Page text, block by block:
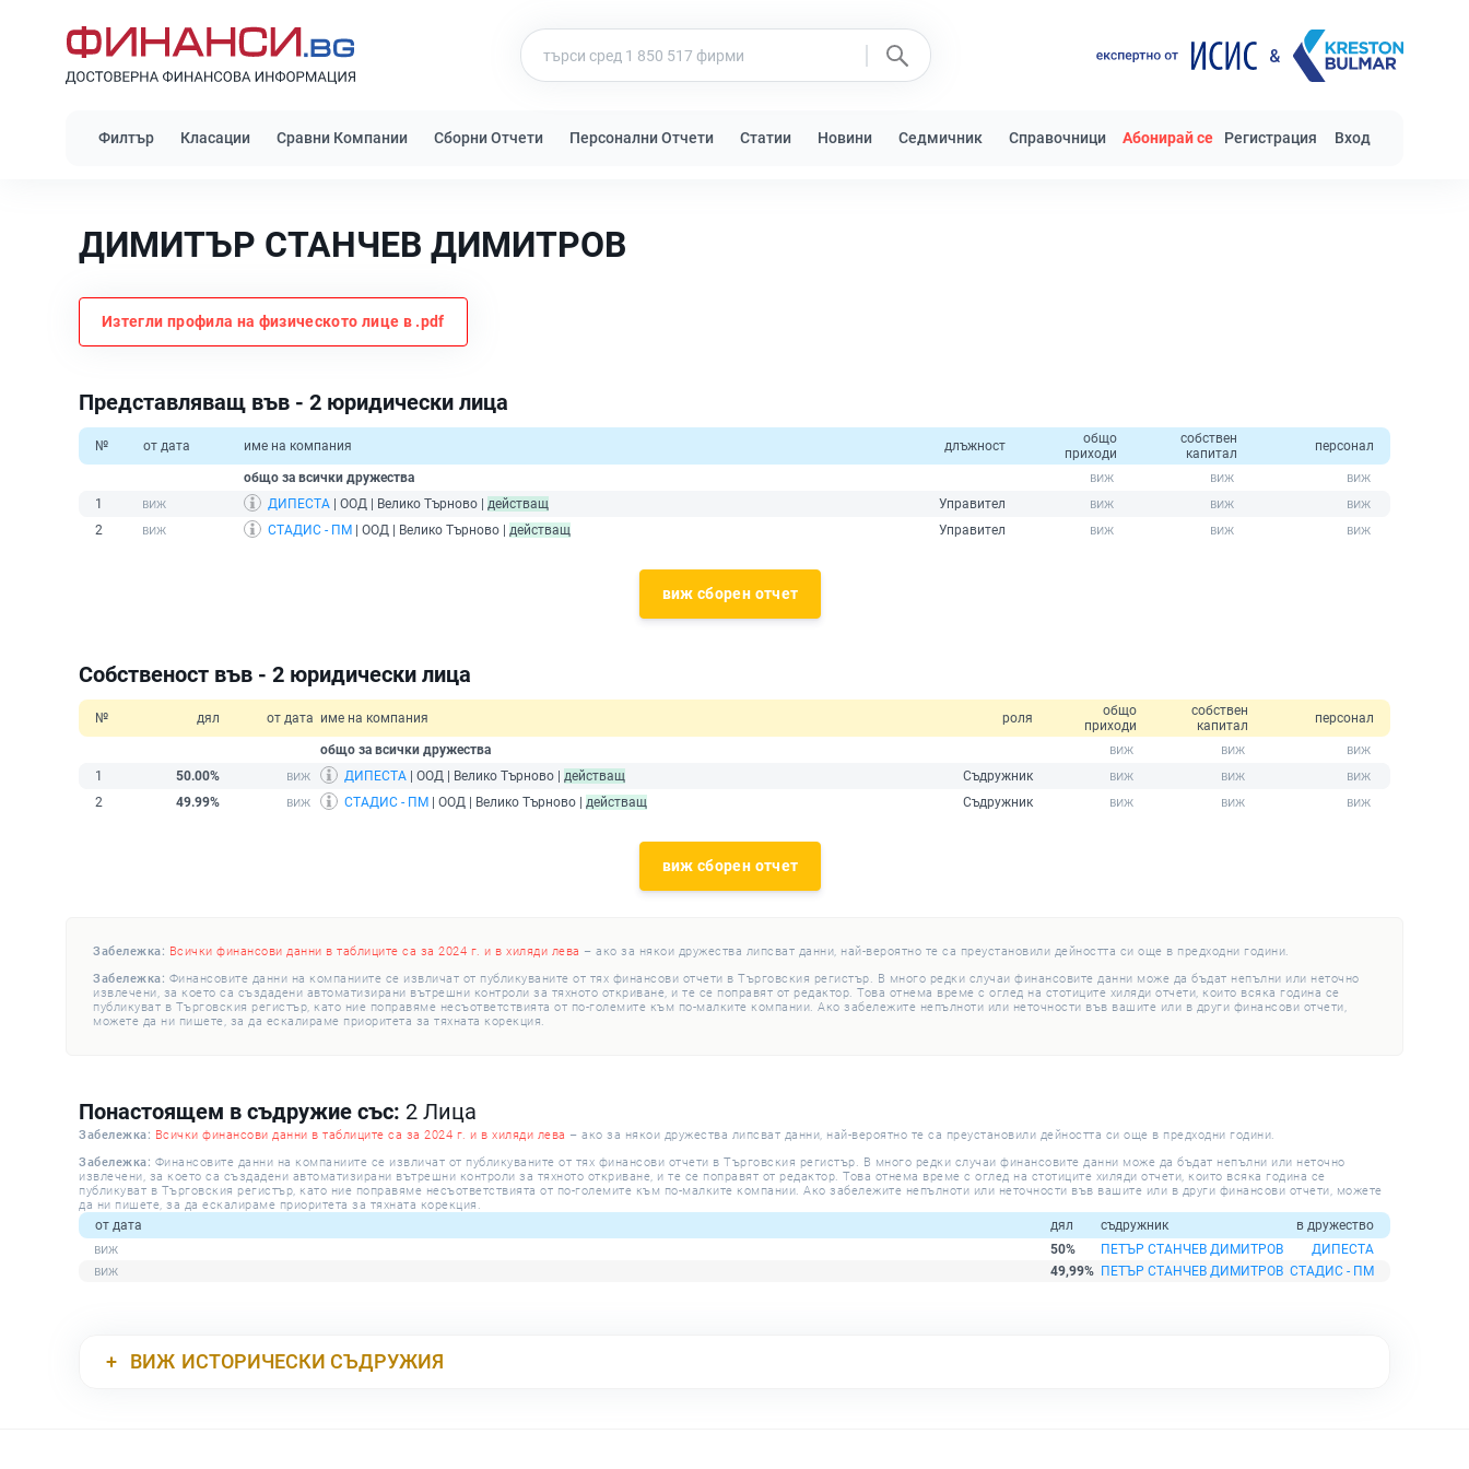
Филтър Класации Сравни Компании Сборни Отчети Персонални Отчети Статии Новини Седмичник Справочници Абонирай се Регистрация Вход
ДИМИТЪР СТАНЧЕВ ДИМИТРОВ
Изтегли профила на физическото лице в .pdf
Представляващ във - 2 юридически лица
№ от дата име на компания длъжност
общо
приходи
собствен
капитал
персонал
общо за всички дружества
1
ДИПЕСТА | ООД | Велико Търново | действащ
Управител
2
СТАДИС - ПМ | ООД | Велико Търново | действащ Управител
виж сборен отчет
Собственост във - 2 юридически лица
№ дял от дата име на компания роля
общо
приходи
собствен
капитал
персонал
общо за всички дружества
1
50.00% ДИПЕСТА | ООД | Велико Търново | действащ
Съдружник
2
49.99% СТАДИС - ПМ | ООД | Велико Търново | действащ Съдружник
виж сборен отчет
Забележка: Всички финансови данни в таблиците са за 2024 г. и в хиляди лева – ако за някои дружества липсват данни, най-вероятно те са преустановили дейността си още в предходни години.
Забележка: Финансовите данни на компаниите се извличат от публикуваните от тях финансови отчети в Търговския регистър. В много редки случаи финансовите данни може да бъдат непълни или неточно
извлечени, за което са създадени автоматизирани вътрешни контроли за тяхното откриване, и те се поправят от редактор. Това отнема време с оглед на стотиците хиляди отчети, които всяка година се
публикуват в Търговския регистър, като ние поправяме несъответствията от по-големите към по-малките компании. Ако забележите непълноти или неточности във вашите или в други финансови отчети,
можете да ни пишете, за да ескалираме приоритета за тяхната корекция.
Понастоящем в съдружие със: 2 Лица
Забележка: Всички финансови данни в таблиците са за 2024 г. и в хиляди лева – ако за някои дружества липсват данни, най-вероятно те са преустановили дейността си още в предходни години.
Забележка: Финансовите данни на компаниите се извличат от публикуваните от тях финансови отчети в Търговския регистър. В много редки случаи финансовите данни може да бъдат непълни или неточно
извлечени, за което са създадени автоматизирани вътрешни контроли за тяхното откриване, и те се поправят от редактор. Това отнема време с оглед на стотиците хиляди отчети, които всяка година се
публикуват в Търговския регистър, като ние поправяме несъответствията от по-големите към по-малките компании. Ако забележите непълноти или неточности във вашите или в други финансови отчети, можете
да ни пишете, за да ескалираме приоритета за тяхната корекция.
от дата дял съдружник
в дружество
50%
ПЕТЪР СТАНЧЕВ ДИМИТРОВ
ДИПЕСТА
49,99% ПЕТЪР СТАНЧЕВ ДИМИТРОВ СТАДИС - ПМ
ВИЖ ИСТОРИЧЕСКИ СЪДРУЖИЯ